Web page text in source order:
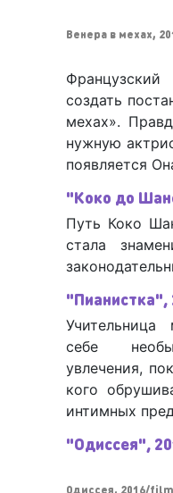
Венера в мехах,
создать
мехах».
нужную
появляется
"Коко до
Путь Коко
стала
"Пианистка",
Учительница
себе
увлечения,
кого
интимных
"Одиссея",
Одиссея, 2016/